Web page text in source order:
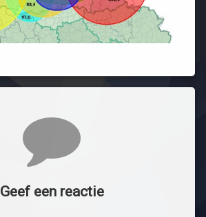
Geef een reactie